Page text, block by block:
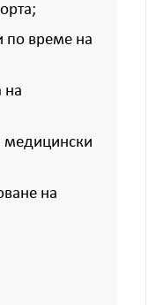
по време на
на
медицински
на